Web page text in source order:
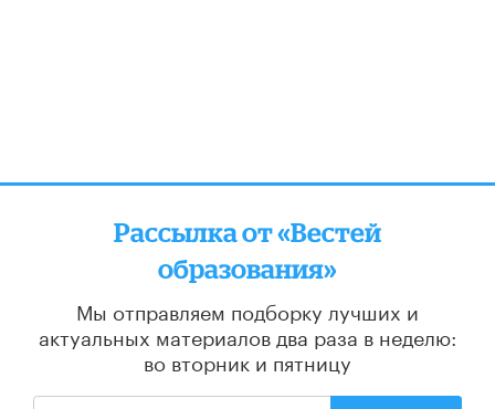
Рассылка от «Вестей
образования»
Мы отправляем подборку лучших и
актуальных материалов два раза в неделю:
во вторник и пятницу